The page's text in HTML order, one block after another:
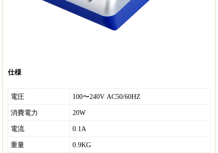
仕様
電圧 100〜240V AC50/60HZ
消費電力 20W
電流 0.1A
重量 0.9KG